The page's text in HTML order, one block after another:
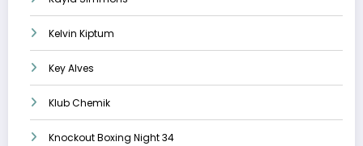
Kelvin Kiptum
Key Alves
Klub Chemik
Knockout Boxing Night 34